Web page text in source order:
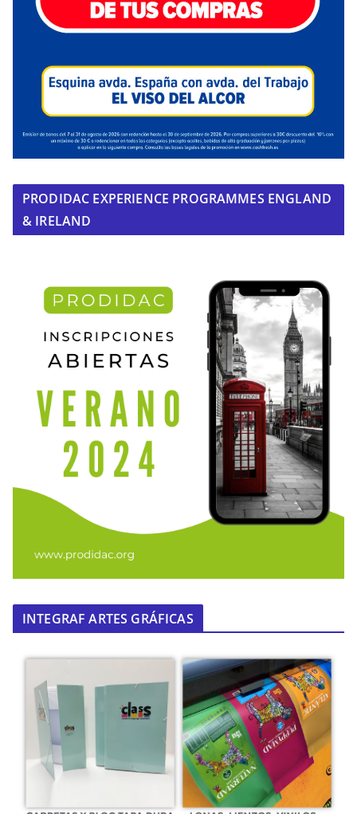
PRODIDAC EXPERIENCE PROGRAMMES ENGLAND
& IRELAND
INTEGRAF ARTES GRÁFICAS